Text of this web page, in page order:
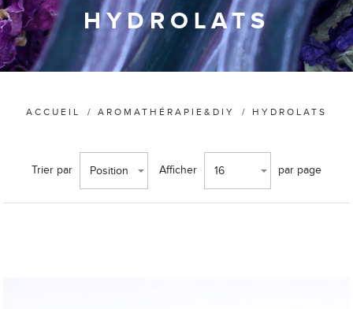
HYDROLATS
ACCUEIL / AROMATHÉRAPIE&DIY / HYDROLATS
Trier par Position Afficher 16 par page